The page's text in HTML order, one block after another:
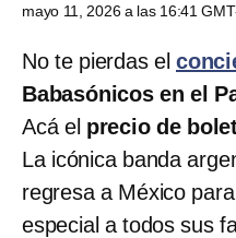
mayo 11, 2026 a las 16:41
No te pierdas el
Babasónicos en el
Acá el precio de
La icónica banda
regresa a México
especial a todos sus